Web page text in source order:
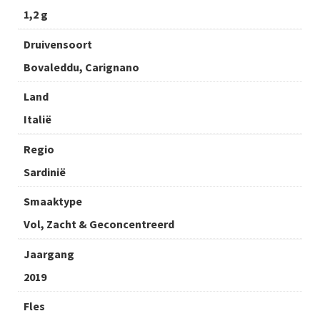
1,2 g
Druivensoort
Bovaleddu, Carignano
Land
Italië
Regio
Sardinië
Smaaktype
Vol, Zacht & Geconcentreerd
Jaargang
2019
Fles